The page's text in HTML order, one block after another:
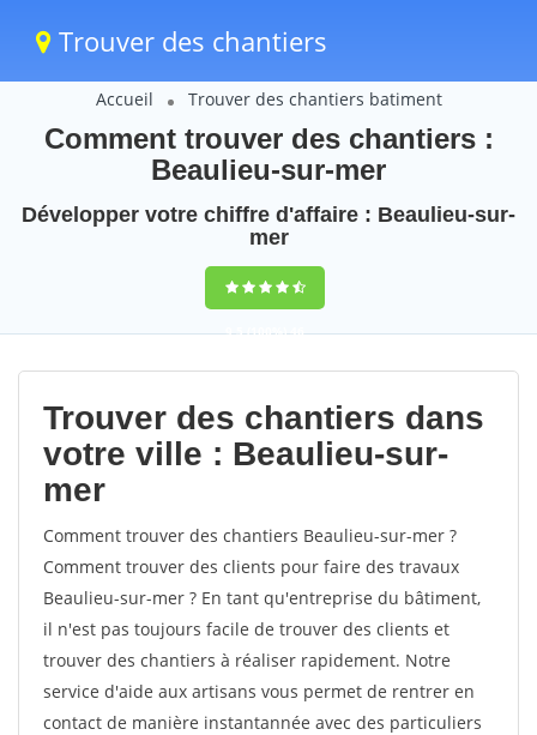
Trouver des chantiers
Accueil Trouver des chantiers batiment
Comment trouver des chantiers :
Beaulieu-sur-mer
Développer votre chiffre d'affaire : Beaulieu-sur-
mer
9,5(100%)46
votes
Trouver des chantiers dans
votre ville : Beaulieu-sur-
mer
Comment trouver des chantiers Beaulieu-sur-mer ?
Comment trouver des clients pour faire des travaux
Beaulieu-sur-mer ? En tant qu'entreprise du bâtiment,
il n'est pas toujours facile de trouver des clients et
trouver des chantiers à réaliser rapidement. Notre
service d'aide aux artisans vous permet de rentrer en
contact de manière instantannée avec des particuliers